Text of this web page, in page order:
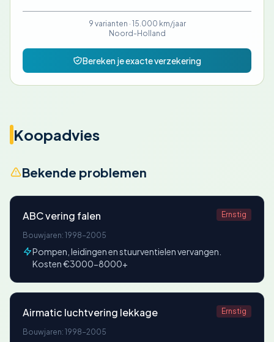
9 varianten · 15.000 km/jaar
Noord-Holland
Bereken je exacte verzekering
Koopadvies
Bekende problemen
ABC vering falen Ernstig
Bouwjaren: 1998-2005
Pompen, leidingen en stuurventielen vervangen.
Kosten €3000-8000+
Airmatic luchtvering lekkage Ernstig
Bouwjaren: 1998-2005